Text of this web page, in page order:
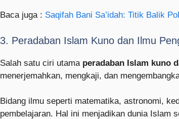
Baca juga : Saqifah Bani Sa’idah: Titik Balik
3. Peradaban Islam Kuno dan Ilmu
Salah satu ciri utama peradaban Islam kuno
menerjemahkan, mengkaji, dan
Bidang ilmu seperti matematika, astronomi,
pembelajaran. Hal ini menjadikan dunia Islam